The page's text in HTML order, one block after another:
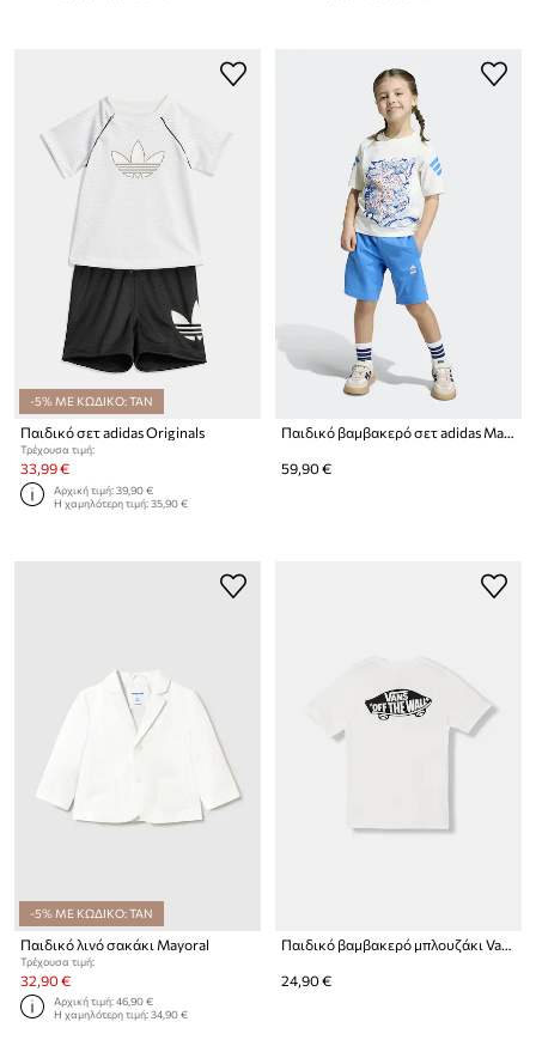
-5% ΜΕ ΚΩΔΙΚΟ: TAN
Παιδικό σετ adidas Originals
Τρέχουσα τιμή:
33,99 €
Αρχική τιμή:39,90 €
Η χαμηλότερη τιμή:35,90 €
Παιδικό βαμβακερό σετ adidas Marvel
59,90 €
-5% ΜΕ ΚΩΔΙΚΟ: TAN
Παιδικό λινό σακάκι Mayoral
Τρέχουσα τιμή:
32,90 €
Αρχική τιμή:46,90 €
Η χαμηλότερη τιμή:34,90 €
24,90 €